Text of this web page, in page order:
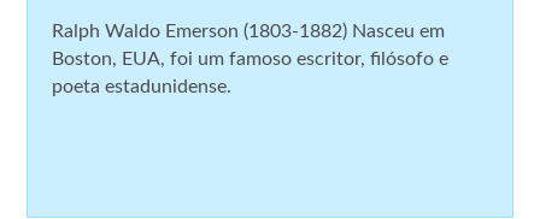
Ralph Waldo Emerson (1803-1882) Nasceu em
Boston, EUA, foi um famoso escritor, filósofo e
poeta estadunidense.